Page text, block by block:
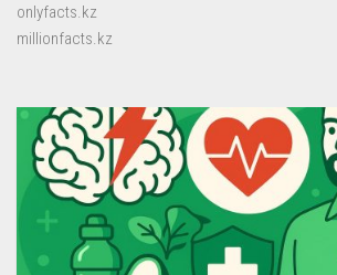
onlyfacts.kz
millionfacts.kz